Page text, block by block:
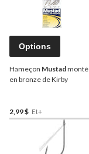
Options
Hameçon Mustadmonté
en bronze de Kirby
2,99 $ Et+